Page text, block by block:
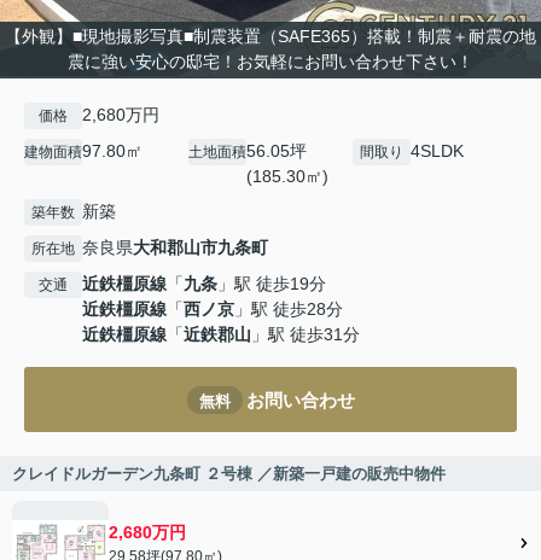
【外観】■現地撮影写真■制震装置（SAFE365）搭載！制震＋耐震の地
震に強い安心の邸宅！お気軽にお問い合わせ下さい！
価格 2,680万円
建物面積97.80㎡ 土地面積56.05坪
(185.30㎡)
間取り 4SLDK
築年数 新築
所在地 奈良県大和郡山市九条町
交通 近鉄橿原線 「九条 」駅 徒歩19分
近鉄橿原線 「西ノ京 」駅 徒歩28分
近鉄橿原線 「近鉄郡山 」駅 徒歩31分
無料 お問い合わせ
クレイドルガーデン九条町 ２号棟 ／新築一戸建の販売中物件
2,680万円
29.58坪(97.80㎡)